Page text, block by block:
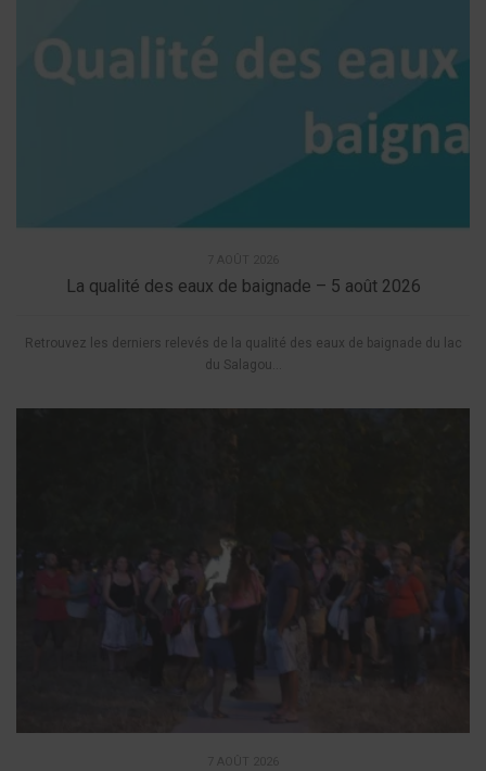
La qualité des eaux de baignade – 5 août 2026
Retrouvez les derniers relevés de la qualité des eaux de baignade du lac
du Salagou...